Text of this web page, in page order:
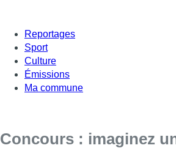
Reportages
Sport
Culture
Émissions
Ma commune
Concours : imaginez